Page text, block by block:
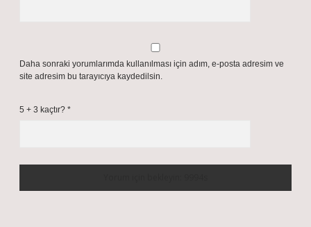
Daha sonraki yorumlarımda kullanılması için adım, e-posta adresim ve
site adresim bu tarayıcıya kaydedilsin.
5 + 3 kaçtır? *